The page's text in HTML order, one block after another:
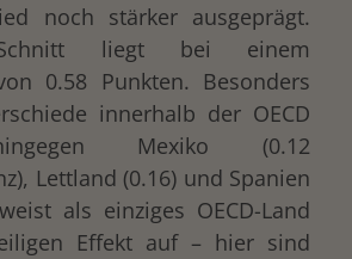
noch stärker ausgeprägt.
Schnitt liegt bei einem
0.58 Punkten. Besonders
innerhalb der OECD
Mexiko (0.12
Lettland (0.16) und Spanien
als einziges OECD-Land
Effekt auf – hier sind